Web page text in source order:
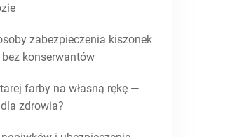
zabezpieczenia kiszonek
konserwantów
farby na własną rękę —
zdrowia?